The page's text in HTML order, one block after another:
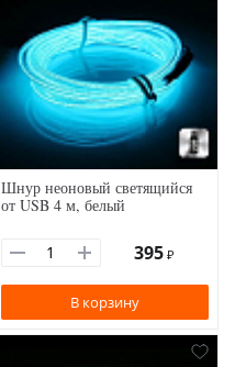
Шнур неоновый светящийся
от USB 4 м, белый
395 ₽
В корзину